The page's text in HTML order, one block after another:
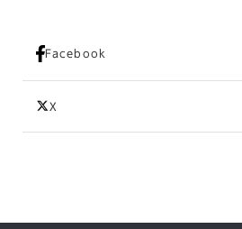
Facebook
X